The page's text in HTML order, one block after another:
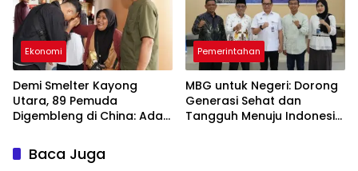
Ekonomi
Demi Smelter Kayong
Utara, 89 Pemuda
Digembleng di China: Ada
Bulan
Pemerintahan
MBG untuk Negeri: Dorong
Generasi Sehat dan
Tangguh Menuju Indonesia
Baca Juga